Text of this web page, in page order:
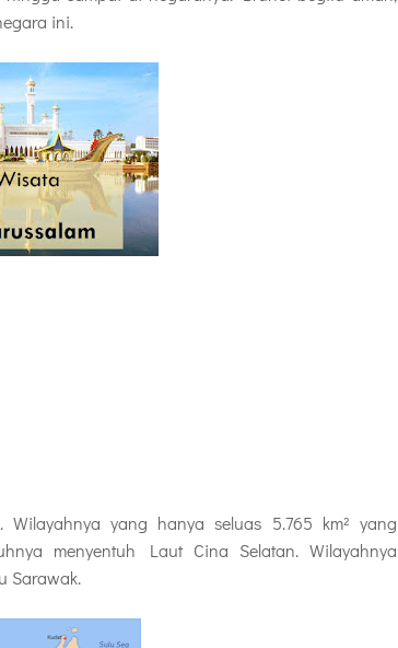
ini.
yang hanya seluas 5.765 km² yang
menyentuh Laut Cina Selatan. Wilayahnya
Sarawak.